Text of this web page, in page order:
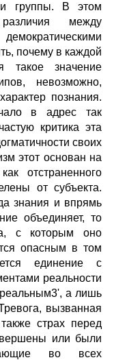
группы. В этом
между
почему в каждой
такое значение
невозможно,
познания.
в адрес так
критика эта
своих
этот основан на
отстраненного
от субъекта.
знания и впрямь
объединяет, то
с которым оно
опасным в том
единение с
реальности
а лишь
вызванная
страх перед
или были
во всех